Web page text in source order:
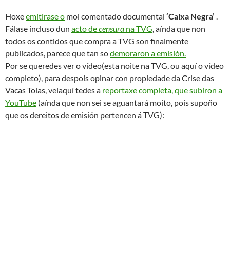
Hoxeemitirase o moi comentado documental ‘Caixa Negra’ .
Fálase incluso dun acto decensura na TVG, aínda que non
todos os contidos que compra a TVG son finalmente
publicados, parece que tan sodemoraron a emisión.
Por se queredes ver o vídeo(esta noite na TVG, ou aquí o vídeo
completo), para despois opinar con propiedade da Crise das
Vacas Tolas, velaquí tedes a reportaxe completa, que subiron a
YouTube (aínda que non sei se aguantará moito, pois supoño
que os dereitos de emisión pertencen á TVG):